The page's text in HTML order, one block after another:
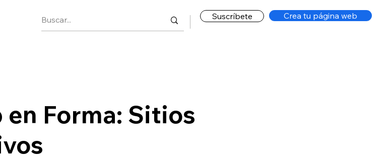
Suscríbete Crea tu página web
en Forma: Sitios